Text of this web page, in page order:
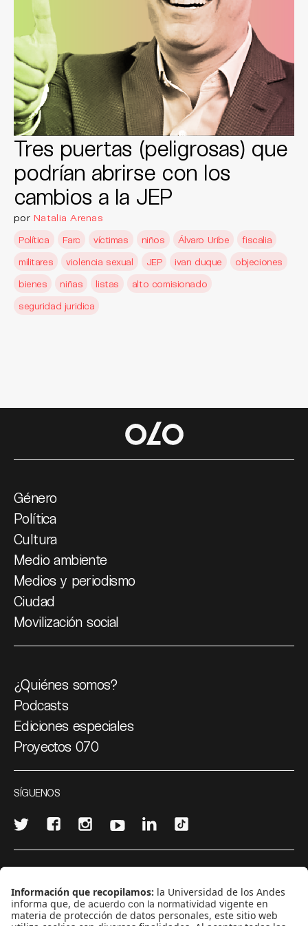
Tres puertas (peligrosas) que
podrían abrirse con los
cambios a la JEP
por Natalia Arenas
Política
Farc víctimas niños Álvaro Uribe
fiscalia
militares
violencia sexual JEP ivan duque
objeciones
bienes
niñas listas
alto comisionado
seguridad juridica
Género
Política
Cultura
Medio ambiente
Medios y periodismo
Ciudad
Movilización social
¿Quiénes somos?
Podcasts
Ediciones especiales
Proyectos 070
SÍGUENOS
CONTÁCTANOS